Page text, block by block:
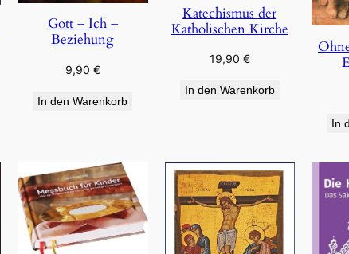
Gott – Ich –
Beziehung
9,90 €
In den Warenkorb
Katechismus der
Katholischen Kirche
19,90 €
In den Warenkorb
In